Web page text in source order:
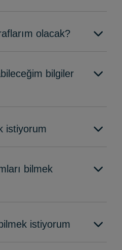
olacak?
bilgiler
istiyorum
bilmek
istiyorum